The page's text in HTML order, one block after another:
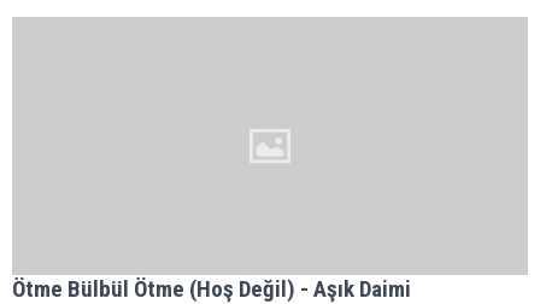
Ötme Bülbül Ötme (Hoş Değil) - Aşık Daimi